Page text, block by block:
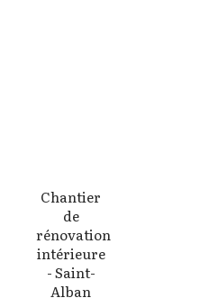
Chantier
de
rénovation
intérieure
- Saint-
Alban